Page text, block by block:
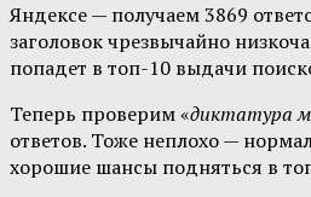
Яндексе — получаем 3869
заголовок чрезвычайно
попадет в топ-10 выдачи
Теперь проверим «диктатура
ответов. Тоже неплохо —
хорошие шансы подняться в